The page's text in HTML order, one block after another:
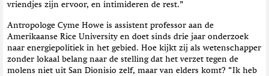
vriendjes zijn ervoor, en intimideren de rest.”
Antropologe Cyme Howe is assistent professor aan de
Amerikaanse Rice University en doet sinds drie jaar onderzoek
naar energiepolitiek in het gebied. Hoe kijkt zij als wetenschapper
zonder lokaal belang naar de stelling dat het verzet tegen de
molens niet uit San Dionisio zelf, maar van elders komt? “Ik heb